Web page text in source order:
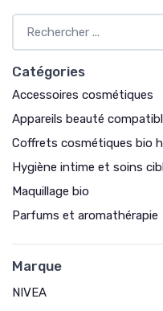
Catégories
Accessoires cosmétiques
Appareils beauté
Coffrets cosmétiques bio
Hygiène intime et soins
Maquillage bio
Parfums et aromathérapie
Marque
NIVEA